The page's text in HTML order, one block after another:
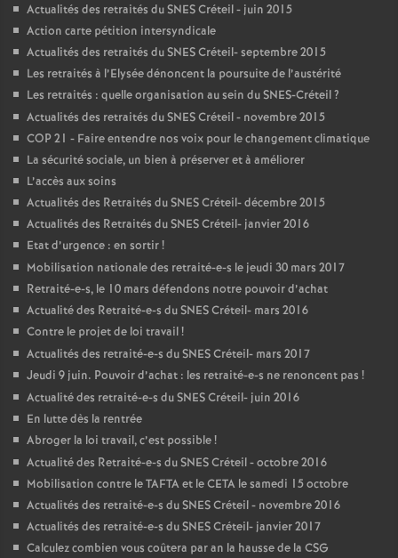
Actualités des retraités duSNESCréteil - juin 2015
Action carte pétition intersyndicale
Actualités des retraités duSNESCréteil- septembre 2015
Les retraités à l’Elysée dénoncent la poursuite de l’austérité
Les retraités : quelle organisation au sein duSNES-Créteil?
Actualités des retraités duSNESCréteil - novembre 2015
COP21 - Faire entendre nos voix pour le changement climatique
La sécurité sociale, un bien à préserver et à améliorer
L’accès aux soins
Actualités des Retraités duSNESCréteil- décembre 2015
Actualités des Retraités duSNESCréteil- janvier 2016
Etat d’urgence : en sortir!
Mobilisation nationale des retraité-e-s le jeudi 30 mars 2017
Retraité-e-s, le 10 mars défendons notre pouvoir d’achat
Actualité des Retraité-e-s duSNESCréteil- mars 2016
Contre le projet de loi travail!
Actualités des retraité-e-s duSNESCréteil- mars 2017
Jeudi 9 juin. Pouvoir d’achat : les retraité-e-s ne renoncent pas !
Actualité des retraité-e-s duSNESCréteil- juin 2016
En lutte dès la rentrée
Abroger la loi travail, c’est possible!
Actualité des Retraité-e-s duSNESCréteil - octobre 2016
Mobilisation contre leTAFTAet leCETA le samedi 15 octobre
Actualités des retraité-e-s duSNESCréteil - novembre 2016
Actualités des retraité-e-s duSNESCréteil- janvier 2017
Calculez combien vous coûtera par an la hausse de la CSG